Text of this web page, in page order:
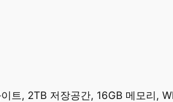
트, 2TB 저장공간, 16GB 메모리,